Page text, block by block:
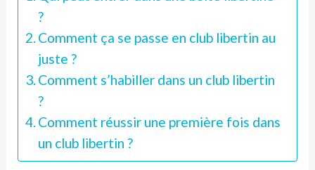
?
Comment ça se passe en club libertin au
juste ?
Comment s’habiller dans un club libertin
?
Comment réussir une première fois dans
un club libertin ?